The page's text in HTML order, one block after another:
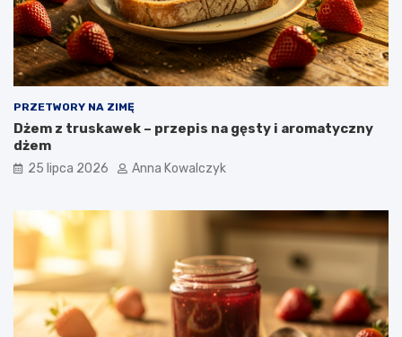
PRZETWORY NA ZIMĘ
Dżem z truskawek – przepis na gęsty i aromatyczny
dżem
25 lipca 2026 Anna Kowalczyk